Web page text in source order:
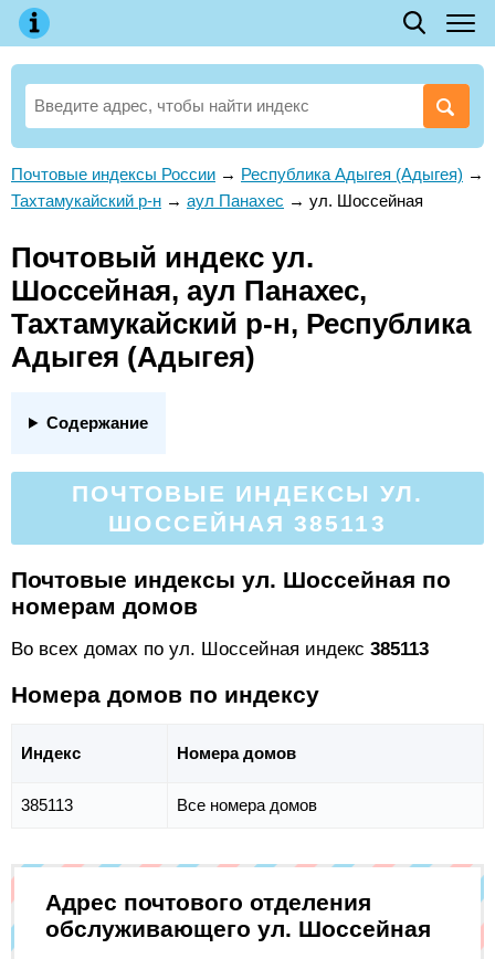
Почтовые индексы России → Республика Адыгея (Адыгея) →
Тахтамукайский р-н → аул Панахес → ул. Шоссейная
Почтовый индекс ул.
Шоссейная, аул Панахес,
Тахтамукайский р-н, Республика
Адыгея (Адыгея)
Содержание
ПОЧТОВЫЕ ИНДЕКСЫ УЛ.
ШОССЕЙНАЯ 385113
Почтовые индексы ул. Шоссейная по
номерам домов
Во всех домах по ул. Шоссейная индекс 385113
Номера домов по индексу
Индекс Номера домов
385113 Все номера домов
Адрес почтового отделения
обслуживающего ул. Шоссейная